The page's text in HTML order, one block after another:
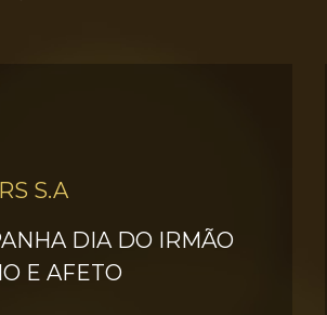
S.A
DIA DO IRMÃO
E AFETO